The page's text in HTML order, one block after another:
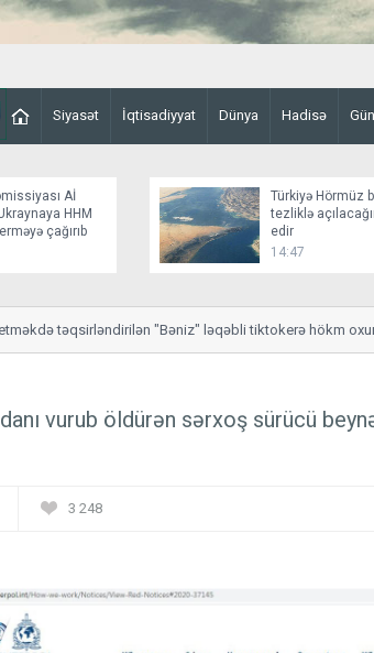
Siyasət İqtisadiyyat Dünya Hadisə
Aİ
HHM
çağırıb
Türkiyə Hörmüz
tezliklə
edir
14:47
təqsirləndirilən "Bəniz" ləqəbli tiktokerə hökm
vurub öldürən sərxoş sürücü
3 248